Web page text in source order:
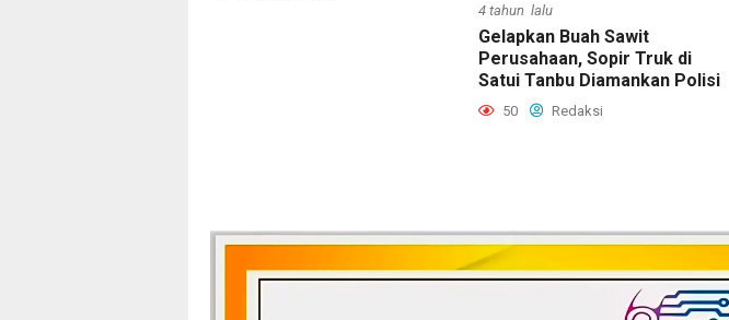
4 tahun lalu
Gelapkan Buah Sawit
Perusahaan, Sopir Truk di
Satui Tanbu Diamankan Polisi
50 Redaksi